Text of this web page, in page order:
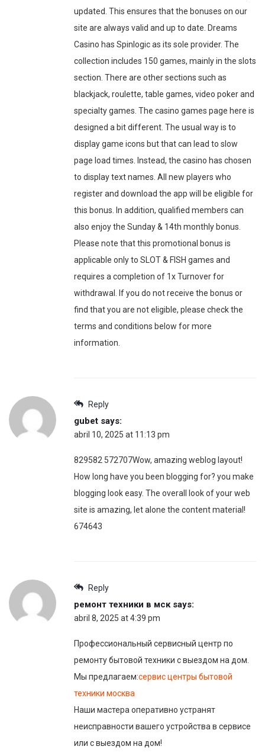
updated. This ensures that the bonuses on our
site are always valid and up to date. Dreams
Casino has Spinlogic as its sole provider. The
collection includes 150 games, mainly in the slots
section. There are other sections such as
blackjack, roulette, table games, video poker and
specialty games. The casino games page here is
designed a bit different. The usual way is to
display game icons but that can lead to slow
page load times. Instead, the casino has chosen
to display text names. All new players who
register and download the app will be eligible for
this bonus. In addition, qualified members can
also enjoy the Sunday & 14th monthly bonus.
Please note that this promotional bonus is
applicable only to SLOT & FISH games and
requires a completion of 1x Turnover for
withdrawal. If you do not receive the bonus or
find that you are not eligible, please check the
terms and conditions below for more
information.
Reply
gubet says:
abril 10, 2025 at 11:13 pm
829582 572707Wow, amazing weblog layout!
How long have you been blogging for? you make
blogging look easy. The overall look of your web
site is amazing, let alone the content material!
674643
Reply
ремонт техники в мск says:
abril 8, 2025 at 4:39 pm
Профессиональный сервисный центр по
ремонту бытовой техники с выездом на дом.
Мы предлагаем:сервис центры бытовой
техники москва
Наши мастера оперативно устранят
неисправности вашего устройства в сервисе
или с выездом на дом!